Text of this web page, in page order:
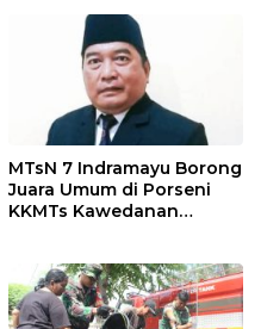
MTsN 7 Indramayu Borong
Juara Umum di Porseni
KKMTs Kawedanan